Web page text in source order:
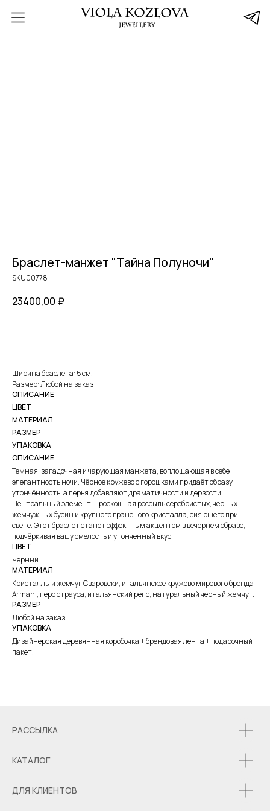
Браслет-манжет "Тайна Полуночи"
SKU00778
23400,00 ₽
Ширина браслета: 5 см.
Размер: Любой на заказ
ОПИСАНИЕ
ЦВЕТ
МАТЕРИАЛ
РАЗМЕР
УПАКОВКА
ОПИСАНИЕ
Темная, загадочная и чарующая манжета, воплощающая в себе
элегантность ночи. Чёрное кружево с горошками придаёт образу
утончённость, а перья добавляют драматичности и дерзости.
Центральный элемент — роскошная россыпь серебристых, чёрных
жемчужных бусин и крупного гранёного кристалла, сияющего при
свете. Этот браслет станет эффектным акцентом в вечернем образе,
подчёркивая вашу смелость и утонченный вкус.
ЦВЕТ
Черный.
МАТЕРИАЛ
Кристаллы и жемчуг Сваровски, итальянское кружево мирового бренда
Armani, перо страуса, итальянский репс, натуральный черный жемчуг.
РАЗМЕР
Любой на заказ.
УПАКОВКА
Дизайнерская деревянная коробочка + брендовая лента + подарочный
пакет.
РАССЫЛКА
КАТАЛОГ
ДЛЯ КЛИЕНТОВ